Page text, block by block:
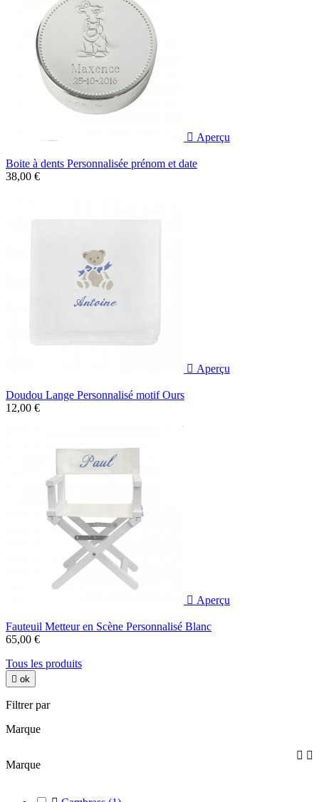
 Aperçu
Boite à dents Personnalisée prénom et date
38,00 €
 Aperçu
Doudou Lange Personnalisé motif Ours
12,00 €
 Aperçu
Fauteuil Metteur en Scène Personnalisé Blanc
65,00 €
Tous les produits
 ok
Filtrer par
Marque
Marque
 